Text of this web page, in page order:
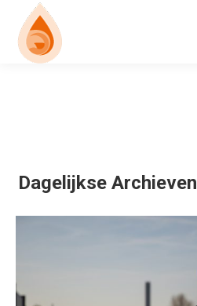
Dagelijkse Archieven